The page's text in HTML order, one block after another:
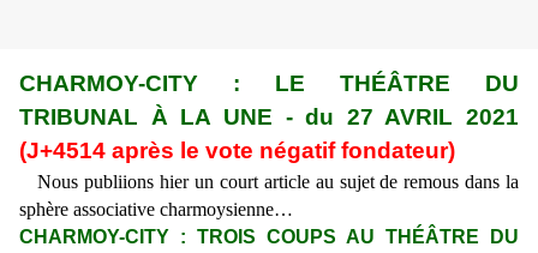
CHARMOY-CITY : LE THÉÂTRE DU
TRIBUNAL À LA UNE - du 27 AVRIL 2021
(J+4514 après le vote négatif fondateur)
Nous publiions hier un court article au sujet de remous dans la
sphère associative charmoysienne…
CHARMOY-CITY : TROIS COUPS AU THÉÂTRE DU